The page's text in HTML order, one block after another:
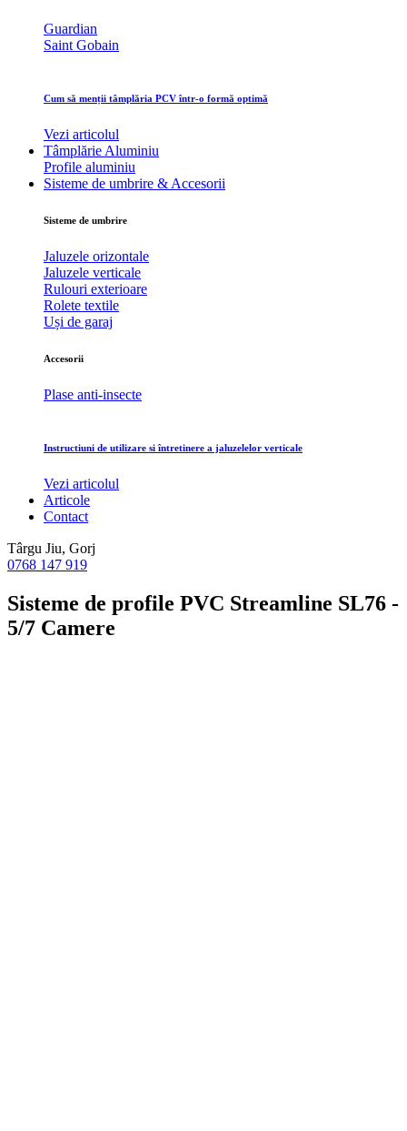
Guardian
Saint Gobain
Cum să menții tâmplăria PCV într-o formă optimă
Vezi articolul
Tâmplărie Aluminiu
Profile aluminiu
Sisteme de umbrire & Accesorii
Sisteme de umbrire
Jaluzele orizontale
Jaluzele verticale
Rulouri exterioare
Rolete textile
Uși de garaj
Accesorii
Plase anti-insecte
Instructiuni de utilizare si întretinere a jaluzelelor verticale
Vezi articolul
Articole
Contact
Târgu Jiu, Gorj
0768 147 919
Sisteme de profile PVC Streamline SL76 -
5/7 Camere